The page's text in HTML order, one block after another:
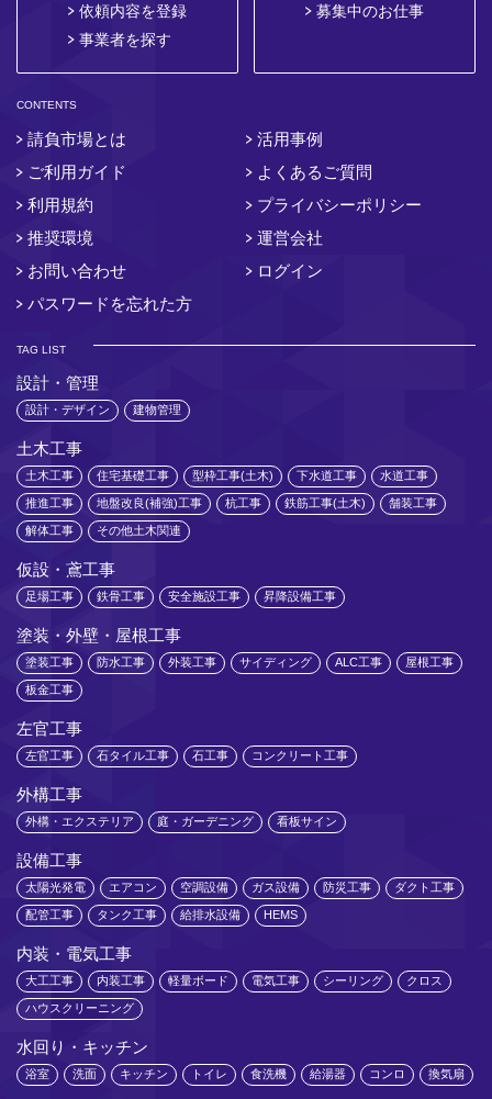
依頼内容を登録
事業者を探す
募集中のお仕事
CONTENTS
請負市場とは
活用事例
ご利用ガイド
よくあるご質問
利用規約
プライバシーポリシー
推奨環境
運営会社
お問い合わせ
ログイン
パスワードを忘れた方
TAG LIST
設計・管理
設計・デザイン 建物管理
土木工事
土木工事 住宅基礎工事 型枠工事(土木) 下水道工事 水道工事
推進工事 地盤改良(補強)工事 杭工事 鉄筋工事(土木) 舗装工事
解体工事 その他土木関連
仮設・鳶工事
足場工事 鉄骨工事 安全施設工事 昇降設備工事
塗装・外壁・屋根工事
塗装工事 防水工事 外装工事 サイディング ALC工事 屋根工事
板金工事
左官工事
左官工事 石タイル工事 石工事 コンクリート工事
外構工事
外構・エクステリア 庭・ガーデニング 看板サイン
設備工事
太陽光発電 エアコン 空調設備 ガス設備 防災工事 ダクト工事
配管工事 タンク工事 給排水設備 HEMS
内装・電気工事
大工工事 内装工事 軽量ボード 電気工事 シーリング クロス
ハウスクリーニング
水回り・キッチン
浴室 洗面 キッチン トイレ 食洗機 給湯器 コンロ 換気扇